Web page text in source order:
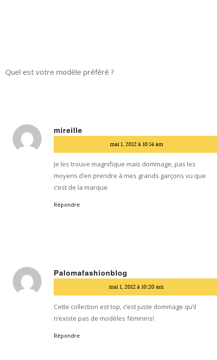
Quel est votre modèle préféré ?
mireille
:
mai 1, 2012 à 10:14 am
Je les trouve magnifique mais dommage, pas les
moyens d’en prendre à mes grands garçons vu que
c’est de la marque.
Répondre
Palomafashionblog
:
mai 1, 2012 à 10:20 am
Cette collection est top, c’est juste dommage qu’il
n’existe pas de modèles féminins!
Répondre